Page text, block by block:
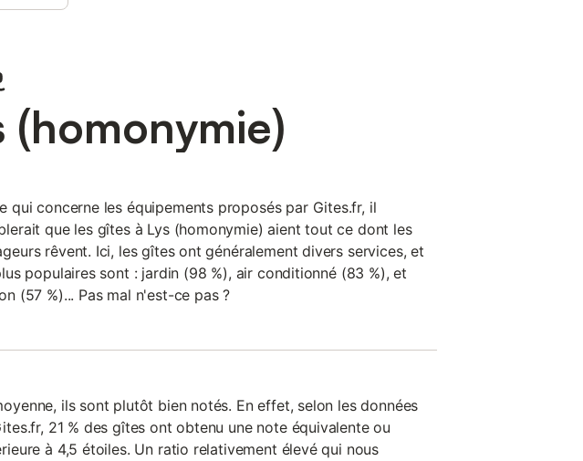
(homonymie)
qui concerne les équipements proposés par Gites.fr, il
que les gîtes à Lys (homonymie) aient tout ce dont les
rêvent. Ici, les gîtes ont généralement divers services, et
populaires sont : jardin (98 %), air conditionné (83 %), et
(57 %)... Pas mal n'est-ce pas ?
ils sont plutôt bien notés. En effet, selon les données
21 % des gîtes ont obtenu une note équivalente ou
à 4,5 étoiles. Un ratio relativement élevé qui nous